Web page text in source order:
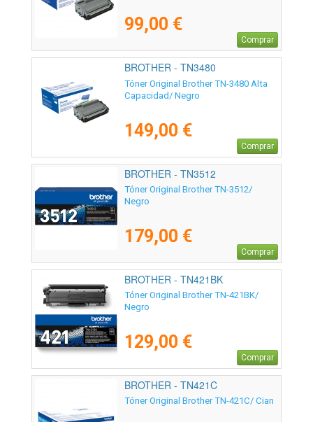
99,00 €
Comprar
BROTHER - TN3480
Tóner Original Brother TN-3480 Alta
Capacidad/ Negro
149,00 €
Comprar
BROTHER - TN3512
Tóner Original Brother TN-3512/
Negro
179,00 €
Comprar
BROTHER - TN421BK
Tóner Original Brother TN-421BK/
Negro
129,00 €
Comprar
BROTHER - TN421C
Tóner Original Brother TN-421C/ Cian